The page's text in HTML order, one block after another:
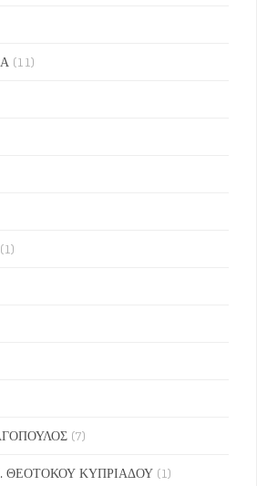
(11)
(1)
(7)
ΘΕΟΤΟΚΟΥ ΚΥΠΡΙΑΔΟΥ (1)